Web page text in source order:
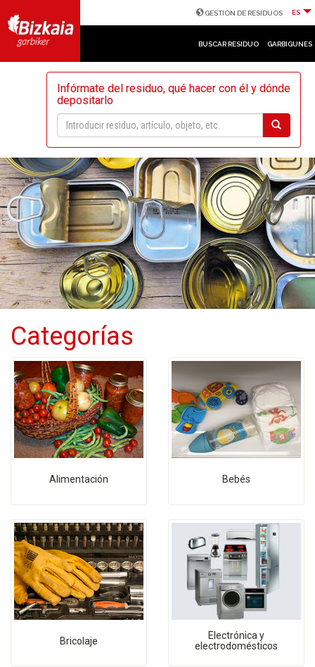
GESTIÓN DE RESIDUOS ES
BUSCAR RESIDUO GARBIGUNES
Infórmate del residuo, qué hacer con él y dónde
depositarlo
Categorías
Alimentación Bebés
Bricolaje
Electrónica y
electrodomésticos